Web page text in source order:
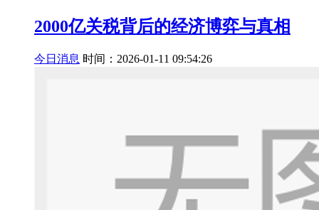
2000亿关税背后的经济博弈与真相
今日消息 时间：2026-01-11 09:54:26